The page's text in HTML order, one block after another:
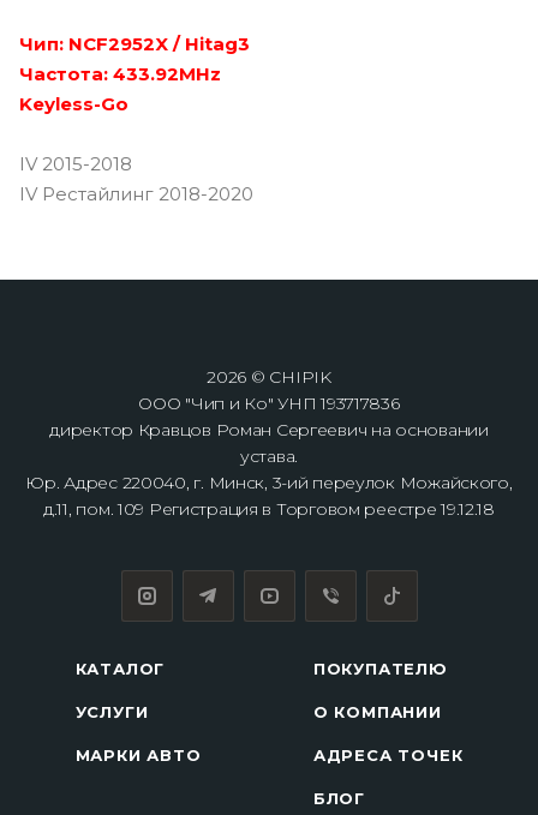
Чип: NCF2952X / Hitag3
Частота: 433.92MHz
Keyless-Go
IV 2015-2018
IV Рестайлинг 2018-2020
2026 © CHIPIK
ООО "Чип и Ко" УНП 193717836
директор Кравцов Роман Сергеевич на основании
устава.
Юр. Адрес 220040, г. Минск, 3-ий переулок Можайского,
д.11, пом. 109 Регистрация в Торговом реестре 19.12.18
КАТАЛОГ
УСЛУГИ
МАРКИ АВТО
ПОКУПАТЕЛЮ
О КОМПАНИИ
АДРЕСА ТОЧЕК
БЛОГ